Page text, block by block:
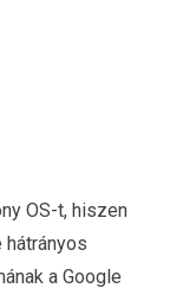
OS-t, hiszen
a Google